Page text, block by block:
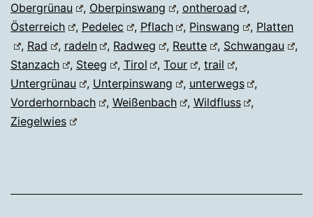
Obergrünau
, Oberpinswang , ontheroad
,
Österreich
, Pedelec , Pflach , Pinswang , Platten
, Rad , radeln , Radweg , Reutte , Schwangau
,
Stanzach
, Steeg , Tirol ,Tour ,trail
,
Untergrünau
, Unterpinswang , unterwegs
,
Vorderhornbach
, Weißenbach , Wildfluss
,
Ziegelwies